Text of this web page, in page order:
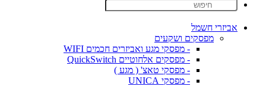
אביזרי חשמל
מפסקים ושקעים
- מפסקי מגע ואביזרים חכמים WIFI
- מפסקים אלחוטיים QuickSwitch
- מפסקי טאצ' ( מגע )
- מפסקי UNICA